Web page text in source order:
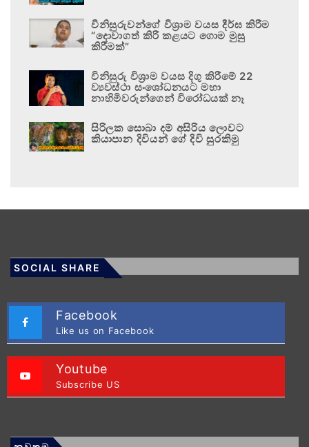
විනිසුරුවන්ගේ විශ්‍රාම වයස දීර්ඝ කිරීම
“දොවාගත් කිරි කළයට ගොම මුසු
කිරීමක්”
විනිසුරු විශ්‍රාම වයස දිගු කිරීමේ 22
ව්‍යවස්ථා සංශෝධනයට මහා
නාහිමිවරුන්ගෙන් විරෝධයක් නෑ
සිරිලක සොබා දම් අසිරිය ලොවට
කියාපාන දිවියන් ගේ දිවි සුරකිමු
SOCIAL SHARE
Facebook
Like us on Facebook
Youtube
Subscribe US